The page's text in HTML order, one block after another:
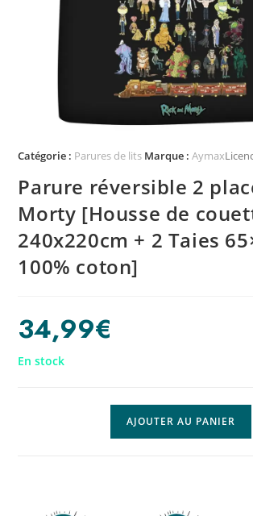
Catégorie : Parures de lits Marque :Aymax
Parure réversible 2
Morty [Housse de
240x220cm + 2 Taies
100% coton]
34,99€
En stock
AJOUTER AU PANIER